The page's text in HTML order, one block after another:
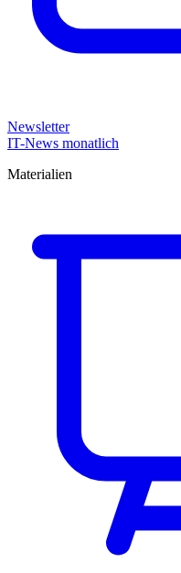
Newsletter
IT-News monatlich
Materialien